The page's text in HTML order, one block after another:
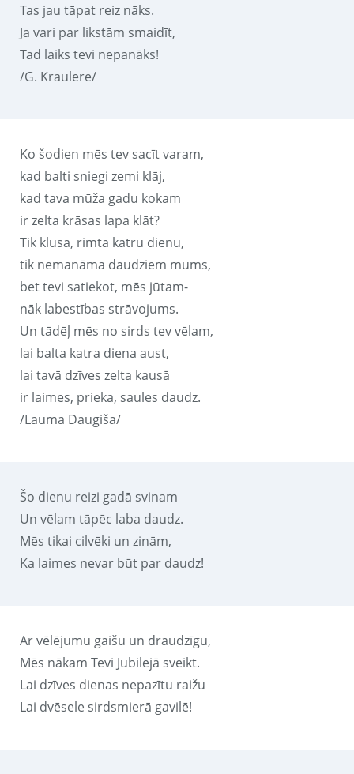
Tas jau tāpat reiz nāks.
Ja vari par likstām smaidīt,
Tad laiks tevi nepanāks!
/G. Kraulere/
Ko šodien mēs tev sacīt varam,
kad balti sniegi zemi klāj,
kad tava mūža gadu kokam
ir zelta krāsas lapa klāt?
Tik klusa, rimta katru dienu,
tik nemanāma daudziem mums,
bet tevi satiekot, mēs jūtam-
nāk labestības strāvojums.
Un tādēļ mēs no sirds tev vēlam,
lai balta katra diena aust,
lai tavā dzīves zelta kausā
ir laimes, prieka, saules daudz.
/Lauma Daugiša/
Šo dienu reizi gadā svinam
Un vēlam tāpēc laba daudz.
Mēs tikai cilvēki un zinām,
Ka laimes nevar būt par daudz!
Ar vēlējumu gaišu un draudzīgu,
Mēs nākam Tevi Jubilejā sveikt.
Lai dzīves dienas nepazītu raižu
Lai dvēsele sirdsmierā gavilē!